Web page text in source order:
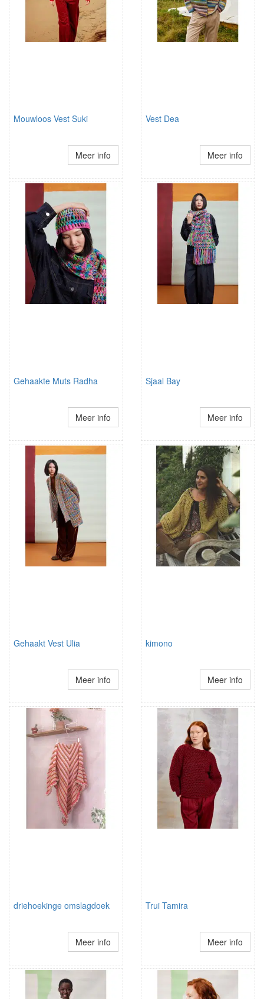
Mouwloos Vest Suki
Meer info
Vest Dea
Meer info
Gehaakte Muts Radha
Meer info
Sjaal Bay
Meer info
Gehaakt Vest Ulia
Meer info
kimono
Meer info
driehoekinge omslagdoek
Meer info
Trui Tamira
Meer info